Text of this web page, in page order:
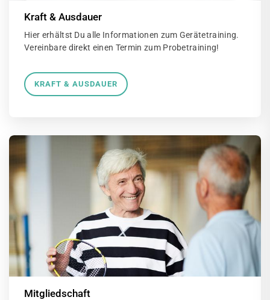
Kraft & Ausdauer
Hier erhältst Du alle Informationen zum Gerätetraining.
Vereinbare direkt einen Termin zum Probetraining!
KRAFT & AUSDAUER
Mitgliedschaft